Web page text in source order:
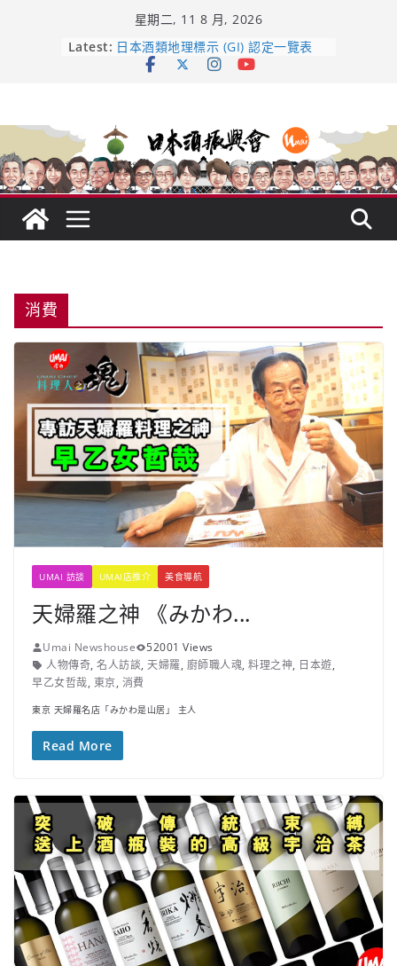
星期二, 11 8 月, 2026
Latest: 龜之井酒造：口說上手 – 山形純米大
吟釀的堅持與傳承 ～ くどき上手
響 𝟭𝟮 年 復活了!
【酒業商戰】130年老酒藏殺入股票
市場！梅乃宿上市背後的密碼
消費
UMAI 訪談 UMAI店推介 美食導航
天婦羅之神 《みかわ...
Umai Newshouse
52001 Views
人物傳奇, 名人訪談, 天婦羅, 廚師職人魂, 料理之神, 日本遊,
早乙女哲哉, 東京, 消費
東京 天婦羅名店「みかわ是山居」 主人
Read More